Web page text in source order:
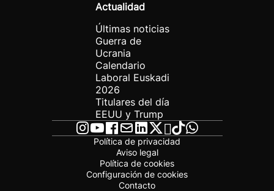
Actualidad
Últimas noticias
Guerra de
Ucrania
Calendario
Laboral Euskadi
2026
Titulares del día
EEUU y Trump
Política de privacidad
Aviso legal
Política de cookies
Configuración de cookies
Contacto